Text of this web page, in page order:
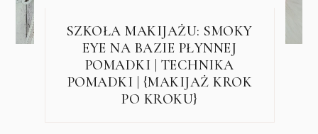
SZKOŁA MAKIJAŻU: SMOKY
EYE NA BAZIE PŁYNNEJ
POMADKI | TECHNIKA
POMADKI | {MAKIJAŻ KROK
PO KROKU}